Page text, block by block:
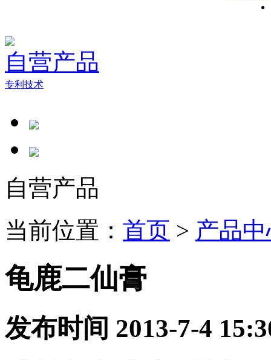
自营产品
专利技术
自营产品
当前位置： 首页 > 产品
龟鹿二仙膏
发布时间 2013-7-4